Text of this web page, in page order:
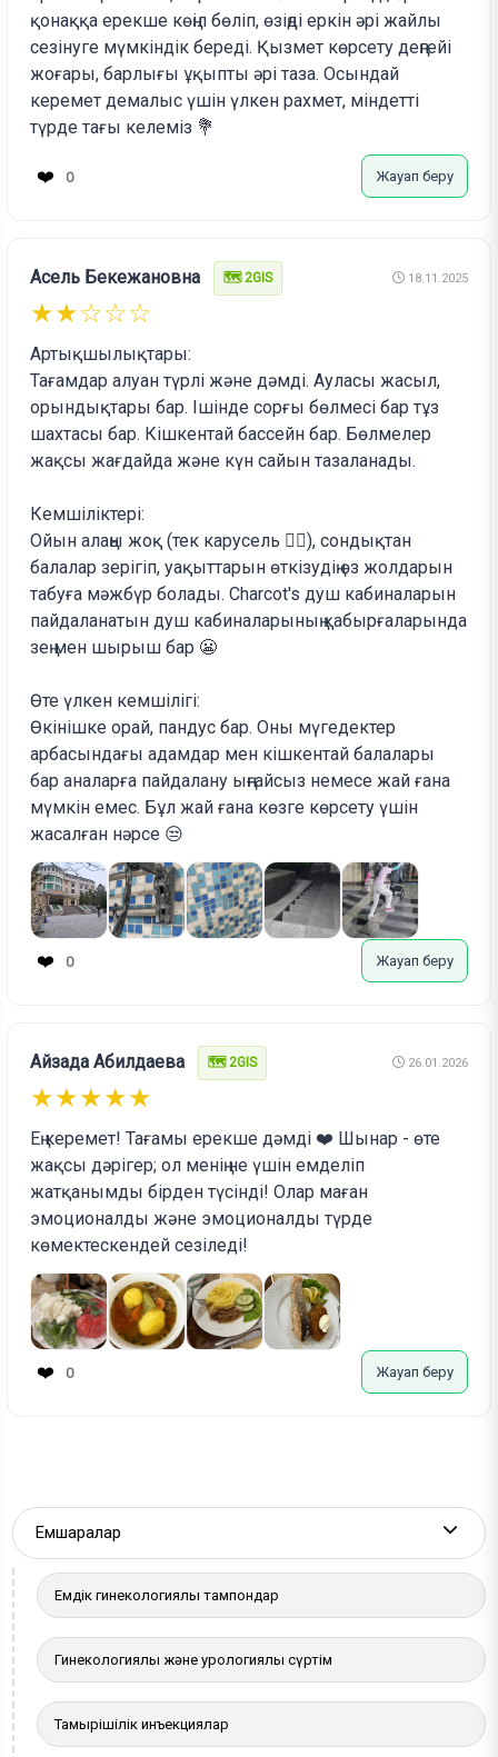
қонаққа ерекше көңіл бөліп, өзіңді еркін әрі жайлы
сезінуге мүмкіндік береді. Қызмет көрсету деңгейі
жоғары, барлығы ұқыпты әрі таза. Осындай
керемет демалыс үшін үлкен рахмет, міндетті
түрде тағы келеміз 💐
❤️ 0 Жауап беру
Асель Бекежановна 🗺️ 2GIS 18.11.2025
★★☆☆☆
Артықшылықтары:
Тағамдар алуан түрлі және дәмді. Ауласы жасыл,
орындықтары бар. Ішінде сорғы бөлмесі бар тұз
шахтасы бар. Кішкентай бассейн бар. Бөлмелер
жақсы жағдайда және күн сайын тазаланады.
Кемшіліктері:
Ойын алаңы жоқ (тек карусель 🤦‍♀️), сондықтан
балалар зерігіп, уақыттарын өткізудің өз жолдарын
табуға мәжбүр болады. Charcot's душ кабиналарын
пайдаланатын душ кабиналарының қабырғаларында
зең мен шырыш бар 😬
Өте үлкен кемшілігі:
Өкінішке орай, пандус бар. Оны мүгедектер
арбасындағы адамдар мен кішкентай балалары
бар аналарға пайдалану ыңғайсыз немесе жай ғана
мүмкін емес. Бұл жай ғана көзге көрсету үшін
жасалған нәрсе 😒
❤️ 0 Жауап беру
Айзада Абилдаева 🗺️ 2GIS 26.01.2026
★★★★★
Ең керемет! Тағамы ерекше дәмді ❤️ Шынар - өте
жақсы дәрігер; ол менің не үшін емделіп
жатқанымды бірден түсінді! Олар маған
эмоционалды және эмоционалды түрде
көмектескендей сезіледі!
❤️ 0 Жауап беру
Емшаралар More
Емдік гинекологиялық тампондар
Гинекологиялық және урологиялық сүртім
Тамырішілік инъекциялар